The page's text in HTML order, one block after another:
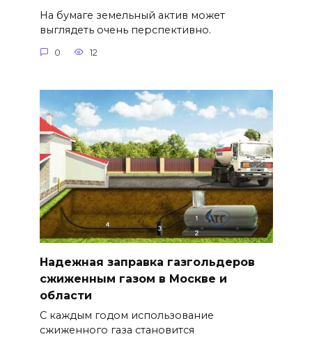
На бумаге земельный актив может
выглядеть очень перспективно.
0 12
Надежная заправка газгольдеров
сжиженным газом в Москве и
области
С каждым годом использование
сжиженного газа становится